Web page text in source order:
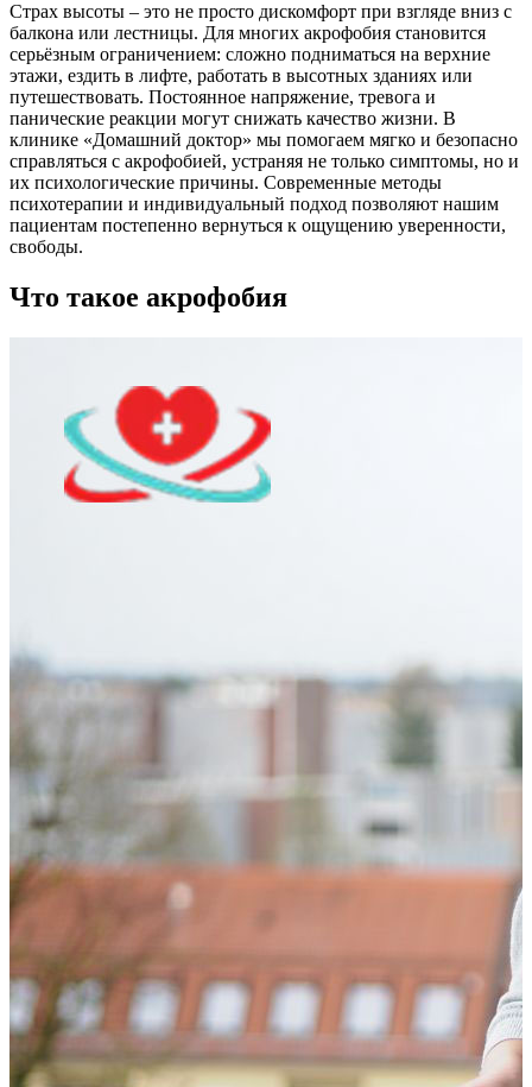
Страх высоты – это не просто дискомфорт при взгляде вниз с
балкона или лестницы. Для многих акрофобия становится
серьёзным ограничением: сложно подниматься на верхние
этажи, ездить в лифте, работать в высотных зданиях или
путешествовать. Постоянное напряжение, тревога и
панические реакции могут снижать качество жизни. В
клинике «Домашний доктор» мы помогаем мягко и безопасно
справляться с акрофобией, устраняя не только симптомы, но и
их психологические причины. Современные методы
психотерапии и индивидуальный подход позволяют нашим
пациентам постепенно вернуться к ощущению уверенности,
свободы.
Что такое акрофобия